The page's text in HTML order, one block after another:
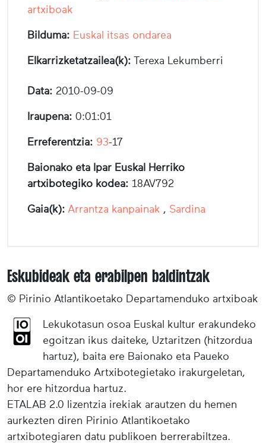
artxiboak
Bilduma: Euskal itsas ondarea
Elkarrizketatzailea(k): Terexa Lekumberri
Data: 2010-09-09
Iraupena: 0:01:01
Erreferentzia: 93-17
Baionako eta Ipar Euskal Herriko
artxibotegiko kodea: 18AV792
Gaia(k): Arrantza kanpainak , Sardina
Eskubideak eta erabilpen baldintzak
© Pirinio Atlantikoetako Departamenduko artxiboak
Lekukotasun osoa Euskal kultur erakundeko
egoitzan ikus daiteke, Uztaritzen (hitzordua
hartuz), baita ere Baionako eta Paueko
Departamenduko Artxibotegietako irakurgeletan,
hor ere hitzordua hartuz.
ETALAB 2.0 lizentzia irekiak arautzen du hemen
aurkezten diren Pirinio Atlantikoetako
artxibotegiaren datu publikoen berrerabiltzea.